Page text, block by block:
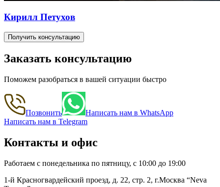
Кирилл Петухов
Получить консультацию
Заказать консультацию
Поможем разобраться в вашей ситуации быстро
Позвонить
Написать нам в WhatsApp
Написать нам в Telegram
Контакты и офис
Работаем с понедельника по пятницу, с 10:00 до 19:00
1-й Красногвардейский проезд, д. 22, стр. 2, г.Москва “Neva